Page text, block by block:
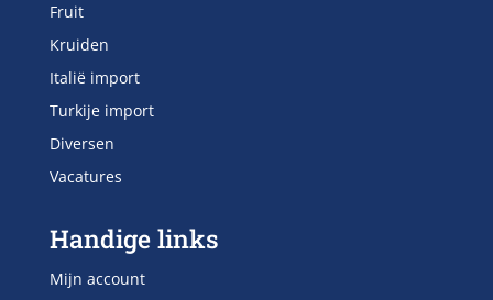
Fruit
Kruiden
Italië import
Turkije import
Diversen
Vacatures
Handige links
Mijn account